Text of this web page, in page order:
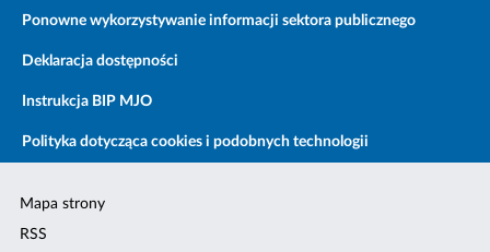
Ponowne wykorzystywanie informacji sektora publicznego
Deklaracja dostępności
Instrukcja BIP MJO
Polityka dotycząca cookies i podobnych technologii
Mapa strony
RSS